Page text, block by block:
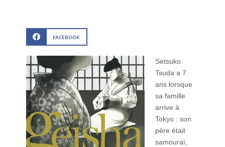
FACEBOOK
Setsuko
Tsuda a 7
ans lorsque
sa famille
arrive à
Tokyo : son
père était
samouraï,